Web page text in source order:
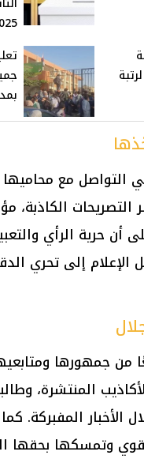
التواصل مع
الكاذبة،
حرية الرأي
الإعلام إلى تحري
من جمهورها
المنتشرة،
المفبركة.
وتمسكها بحقها